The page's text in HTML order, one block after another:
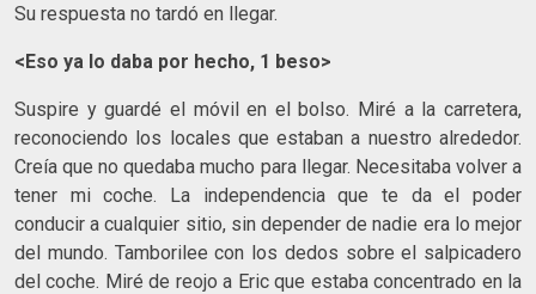
Su respuesta no tardó en llegar.
<Eso ya lo daba por hecho, 1 beso>
Suspire y guardé el móvil en el bolso. Miré a la carretera,
reconociendo los locales que estaban a nuestro alrededor.
Creía que no quedaba mucho para llegar. Necesitaba volver a
tener mi coche. La independencia que te da el poder
conducir a cualquier sitio, sin depender de nadie era lo mejor
del mundo. Tamborilee con los dedos sobre el salpicadero
del coche. Miré de reojo a Eric que estaba concentrado en la